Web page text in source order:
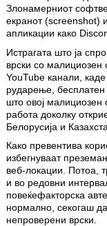
Злонамерниот
екранот (screenshot)
апликации како
Истрагата што ја
врски со малициозен
YouTube канали,
рударење,
што овој малициозен
работа доколку
Белорусија и
Како превентива
избегнуваат
веб-локации. Потоа,
и во редовни
повеќефакторска
нормално, секогаш
непроверени врски.